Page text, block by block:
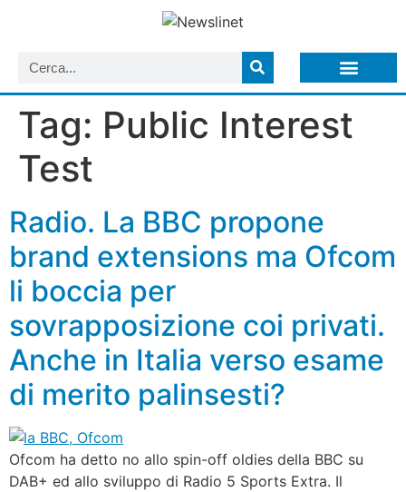
Tag: Public Interest
Test
Radio. La BBC propone
brand extensions ma Ofcom
li boccia per
sovrapposizione coi privati.
Anche in Italia verso esame
di merito palinsesti?
Ofcom ha detto no allo spin-off oldies della BBC su
DAB+ ed allo sviluppo di Radio 5 Sports Extra. Il